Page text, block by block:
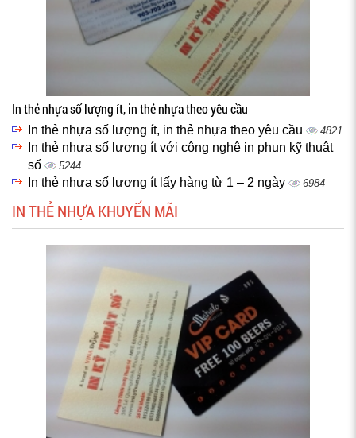
In thẻ nhựa số lượng ít, in thẻ nhựa theo yêu cầu
In thẻ nhựa số lượng ít, in thẻ nhựa theo yêu cầu 4821
In thẻ nhựa số lượng ít với công nghệ in phun kỹ thuật
số
5244
In thẻ nhựa số lượng ít lấy hàng từ 1 – 2 ngày 6984
IN THẺ NHỰA KHUYẾN MÃI